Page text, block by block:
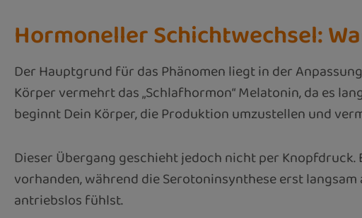
Hormoneller Schichtwechsel:
Der Hauptgrund für das Phänomen liegt in der
Körper vermehrt das „Schlafhormon“ Melatonin, da es
beginnt Dein Körper, die Produktion umzustellen und
Dieser Übergang geschieht jedoch nicht per
vorhanden, während die Serotoninsynthese erst
antriebslos fühlst.